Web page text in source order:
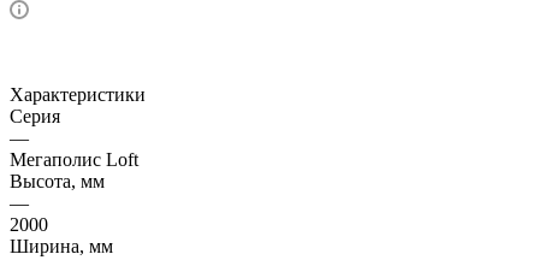
Характеристики
Серия
—
Мегаполис Loft
Высота, мм
—
2000
Ширина, мм